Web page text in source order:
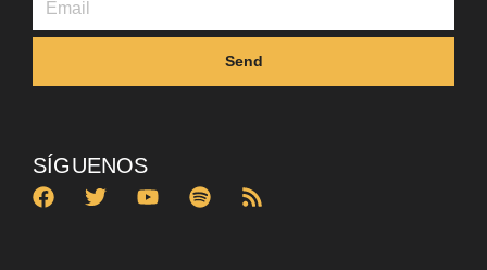
Send
SÍGUENOS